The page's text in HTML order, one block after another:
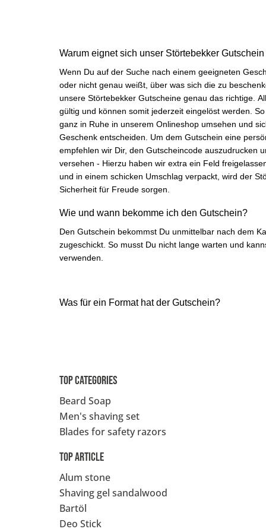
Schnelle Abwicklung und gewohnt pünktliche
6.8.2026
Waldemar
Verifizierter Kunde
Sehr gute Produkte
6.8.2026
6.8.2026
Wie immer eine schnelle Lieferung.
Rasierseife Bergamotte 1x 70g
Verifizierter Kunde
Erst knapp eine Woche benutzt, aber ich glaube
dass es schon gut wirkt.
Warum eignet sich unser Störtebekker
Wenn Du auf der Suche nach einem geeigneten
oder nicht genau weißt, über was sich die zu
unsere Störtebekker Gutscheine genau das richtige. Alle Gutscheine sind unbegrenzt
gültig und können somit jederzeit eingelöst werden. So kann sich die beschenkte Person
ganz in Ruhe in unserem Onlineshop umsehen und sich dann für ein passendes
Geschenk entscheiden. Um dem Gutschein eine persönliche Note zu verleihen,
empfehlen wir Dir, den Gutscheincode auszudrucken
versehen - Hierzu haben wir extra ein Feld freigelassen -. Ordentlich
und in einem schicken Umschlag verpackt, wird der
Sicherheit für Freude sorgen.
Wie und wann bekomme ich den Gutschein?
Den Gutschein bekommst Du unmittelbar nach dem
zugeschickt. So musst Du nicht lange warten und
verwenden.
Was für ein Format hat der Gutschein?
Top categories
Beard Soap
Men's shaving set
Blades for safety razors
Top article
Alum stone
Shaving gel sandalwood
Bartöl
Deo Stick